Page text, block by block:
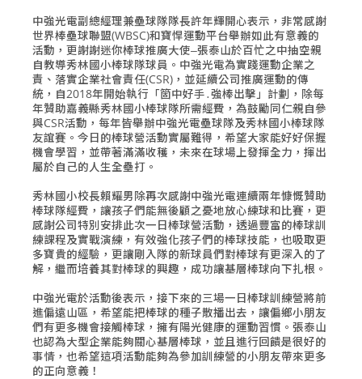
中強光電副總經理兼壘球隊隊長許年輝開心表示，非常感謝
世界棒壘球聯盟(WBSC)和寶悍運動平台舉辦如此有意義的
活動，更謝謝迷你棒球推廣大使‒張泰山於百忙之中抽空親
自教導秀林國小棒球隊球員。中強光電為實踐運動企業之
責、落實企業社會責任(CSR)，並延續公司推廣運動的傳
統，自2018年開始執行「箇中好手․強棒出擊」計劃，除每
年贊助嘉義縣秀林國小棒球隊所需經費，為鼓勵同仁親自參
與CSR活動，每年皆舉辦中強光電壘球隊及秀林國小棒球隊
友誼賽。今日的棒球營活動實屬難得，希望大家能好好保握
機會學習，並帶著滿滿收穫，未來在球場上發揮全力，揮出
屬於自己的人生全壘打。
秀林國小校長賴耀男除再次感謝中強光電連續兩年慷慨贊助
棒球隊經費，讓孩子們能無後顧之憂地放心練球和比賽，更
感謝公司特別安排此次一日棒球營活動，透過豐富的棒球訓
練課程及實戰演練，有效強化孩子們的棒球技能，也吸取更
多寶貴的經驗，更讓剛入隊的新球員們對棒球有更深入的了
解，繼而培養其對棒球的興趣，成功讓基層棒球向下扎根。
中強光電於活動後表示，接下來的三場一日棒球訓練營將前
進偏遠山區，希望能把棒球的種子散播出去，讓偏鄉小朋友
們有更多機會接觸棒球，擁有陽光健康的運動習慣。張泰山
也認為大型企業能夠關心基層棒球，並且進行回饋是很好的
事情，也希望這項活動能夠為參加訓練營的小朋友帶來更多
的正向意義！